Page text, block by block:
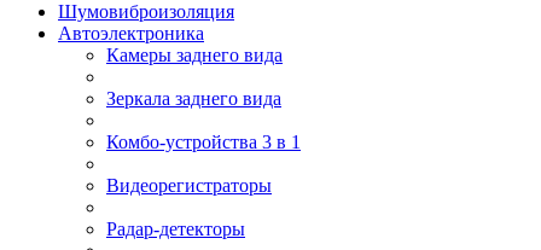
Шумовиброизоляция
Автоэлектроника
Камеры заднего вида
Зеркала заднего вида
Комбо-устройства 3 в 1
Видеорегистраторы
Радар-детекторы